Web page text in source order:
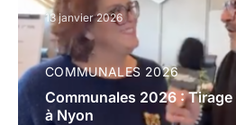
13 janvier 2026
COMMUNALES 2026
Communales 2026 :
à Nyon